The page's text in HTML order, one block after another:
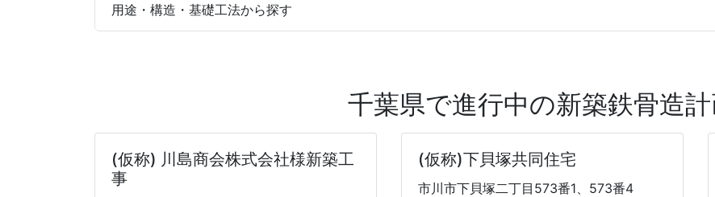
用途・構造・基礎工法から探す
千葉県で進行中の新築鉄骨造
(仮称) 川島商会株式会社様新築工
事
(仮称)下貝塚共同住宅
市川市下貝塚二丁目573番1、573番4